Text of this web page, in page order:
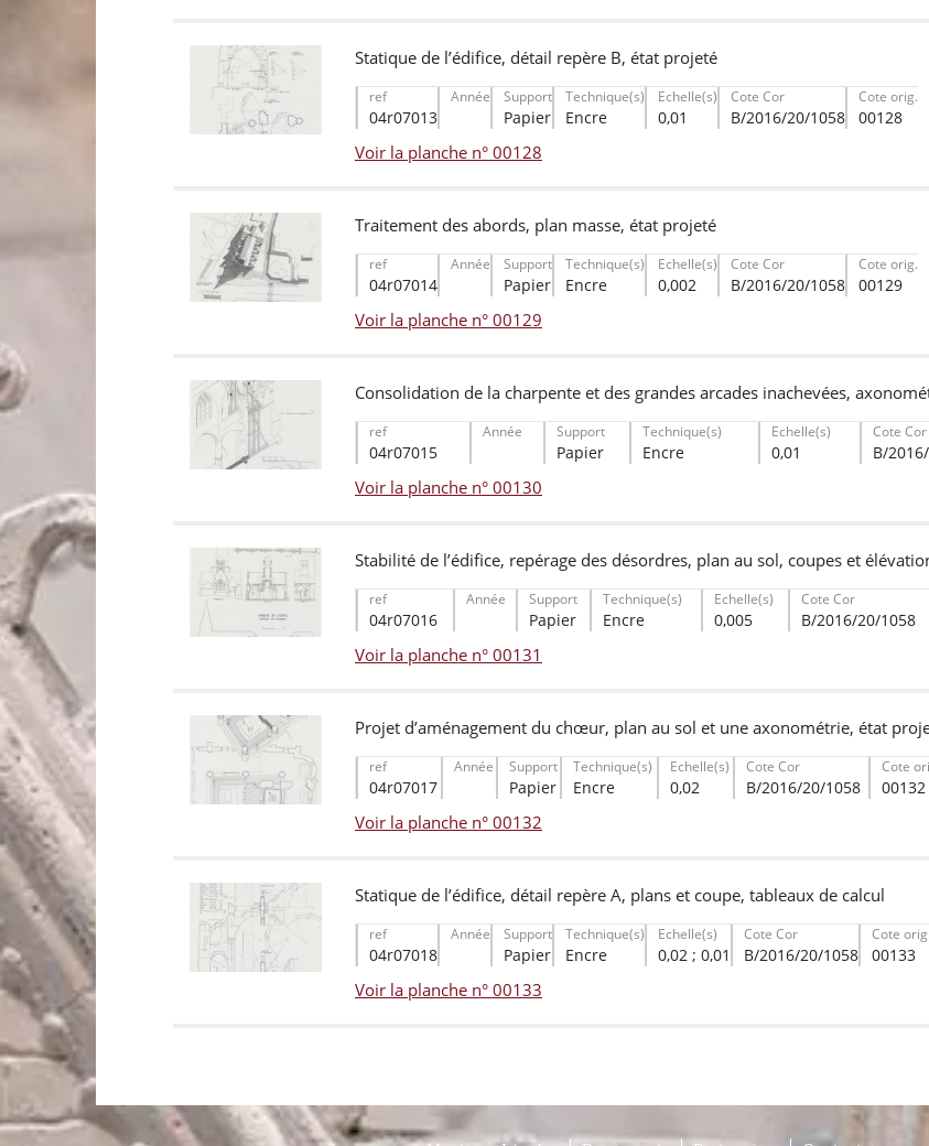
Statique de l’édifice, détail repère B, état projeté
ref Année Support Technique(s) Echelle(s) Cote Cor Cote orig.
04r07013 Papier Encre 0,01 B/2016/20/1058 00128
Voir la planche n° 00128
Traitement des abords, plan masse, état projeté
ref Année Support Technique(s) Echelle(s) Cote Cor Cote orig.
04r07014 Papier Encre 0,002 B/2016/20/1058 00129
Voir la planche n° 00129
Consolidation de la charpente et des grandes arcades inachevées,
ref Année Support Technique(s) Echelle(s) Cote Cor
04r07015 Papier Encre 0,01 B/
Voir la planche n° 00130
Stabilité de l’édifice, repérage des désordres, plan au sol, coupes et
ref Année Support Technique(s) Echelle(s) Cote Cor
04r07016 Papier Encre 0,005 B/2016/20/1058
Voir la planche n° 00131
Projet d’aménagement du chœur, plan au sol et une axonométrie, état
ref Année Support Technique(s) Echelle(s) Cote Cor Cote
04r07017 Papier Encre 0,02 B/2016/20/1058 00132
Voir la planche n° 00132
Statique de l’édifice, détail repère A, plans et coupe, tableaux de calcul
ref Année Support Technique(s) Echelle(s) Cote Cor Cote orig.
04r07018 Papier Encre 0,02 ; 0,01 B/2016/20/1058 00133
Voir la planche n° 00133